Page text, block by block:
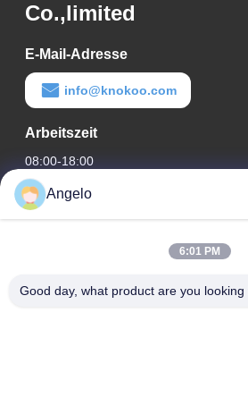
Co.,limited
E-Mail-Adresse
info@knokoo.com
Arbeitszeit
08:00-18:00
Unsere Adresse
Zimmer 1508, Taojing Business
Guangdong
Angelo
6:01 PM
Good day, what product are you looking